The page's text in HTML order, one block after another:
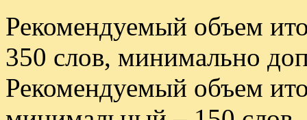
Рекомендуемый объем
350 слов, минимально
Рекомендуемый объем